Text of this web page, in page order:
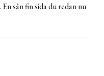
sån fin sida du redan nu